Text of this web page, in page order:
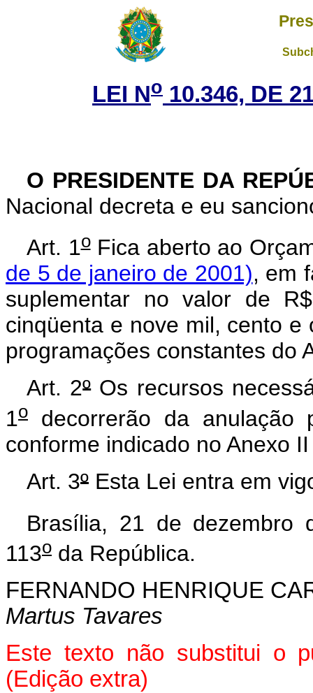
LEI No 10.346, DE
O PRESIDENTE DA
Nacional decreta e eu
Art. 1oFica aberto ao
de 5 de janeiro de 2001), em
suplementar no valor de
cinqüenta e nove mil, cento
programações constantes do
Art. 2ºOs recursos
1o decorrerão da anulação
conforme indicado no Anexo
Art. 3º Esta Lei entra em
Brasília, 21 de dezembro
113o da República.
FERNANDO HENRIQUE
Martus Tavares
Este texto não substitui o
(Edição extra)